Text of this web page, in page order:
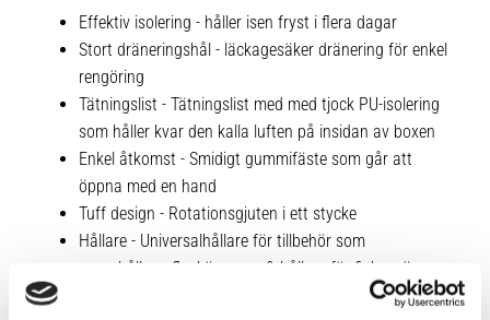
Effektiv isolering - håller isen fryst i flera dagar
Stort dräneringshål - läckagesäker dränering för enkel
rengöring
Tätningslist - Tätningslist med med tjock PU-isolering
som håller kvar den kalla luften på insidan av boxen
Enkel åtkomst - Smidigt gummifäste som går att
öppna med en hand
Tuff design - Rotationsgjuten i ett stycke
Hållare - Universalhållare för tillbehör som
mugghållare, flasköppnare & hållare för fiskespö
Finns i storlekarna 19, 36 och 54 liter och i massa